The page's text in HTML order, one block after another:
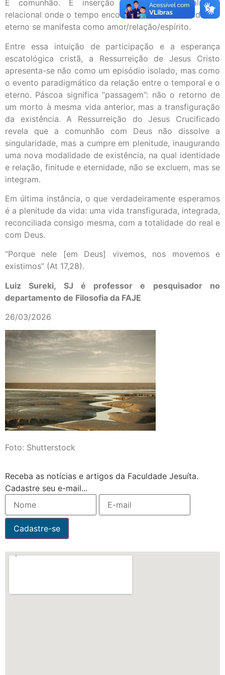
É comunhão. É inserção plena numa totalidade
relacional onde o tempo encontra sua profundidade e o
eterno se manifesta como amor/relação/espírito.
Entre essa intuição de participação e a esperança
escatológica cristã, a Ressurreição de Jesus Cristo
apresenta-se não como um episódio isolado, mas como
o evento paradigmático da relação entre o temporal e o
eterno. Páscoa significa “passagem”: não o retorno de
um morto à mesma vida anterior, mas a transfiguração
da existência. A Ressurreição do Jesus Crucificado
revela que a comunhão com Deus não dissolve a
singularidade, mas a cumpre em plenitude, inaugurando
uma nova modalidade de existência, na qual identidade
e relação, finitude e eternidade, não se excluem, mas se
integram.
Em última instância, o que verdadeiramente esperamos
é a plenitude da vida: uma vida transfigurada, integrada,
reconciliada consigo mesma, com a totalidade do real e
com Deus.
“Porque nele [em Deus] vivemos, nos movemos e
existimos” (At 17,28).
Luiz Sureki, SJ é professor e pesquisador no
departamento de Filosofia da FAJE
26/03/2026
Foto: Shutterstock
Receba as notícias e artigos da Faculdade Jesuíta.
Cadastre seu e-mail...